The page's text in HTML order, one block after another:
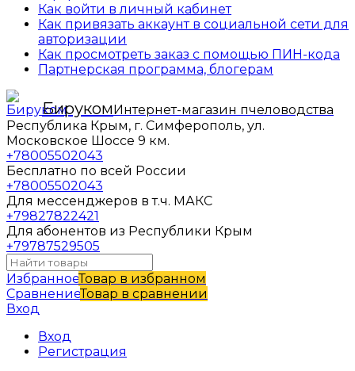
Как войти в личный кабинет
Как привязать аккаунт в социальной сети для
авторизации
Как просмотреть заказ с помощью ПИН-кода
Партнерская программа, блогерам
БирукомИнтернет-магазин пчеловодства
Республика Крым, г. Симферополь, ул.
Московское Шоссе 9 км.
+78005502043
Бесплатно по всей России
+78005502043
Для мессенджеров в т.ч. МАКС
+79827822421
Для абонентов из Республики Крым
+79787529505
ИзбранноеТовар в избранном
СравнениеТовар в сравнении
Вход
Вход
Регистрация